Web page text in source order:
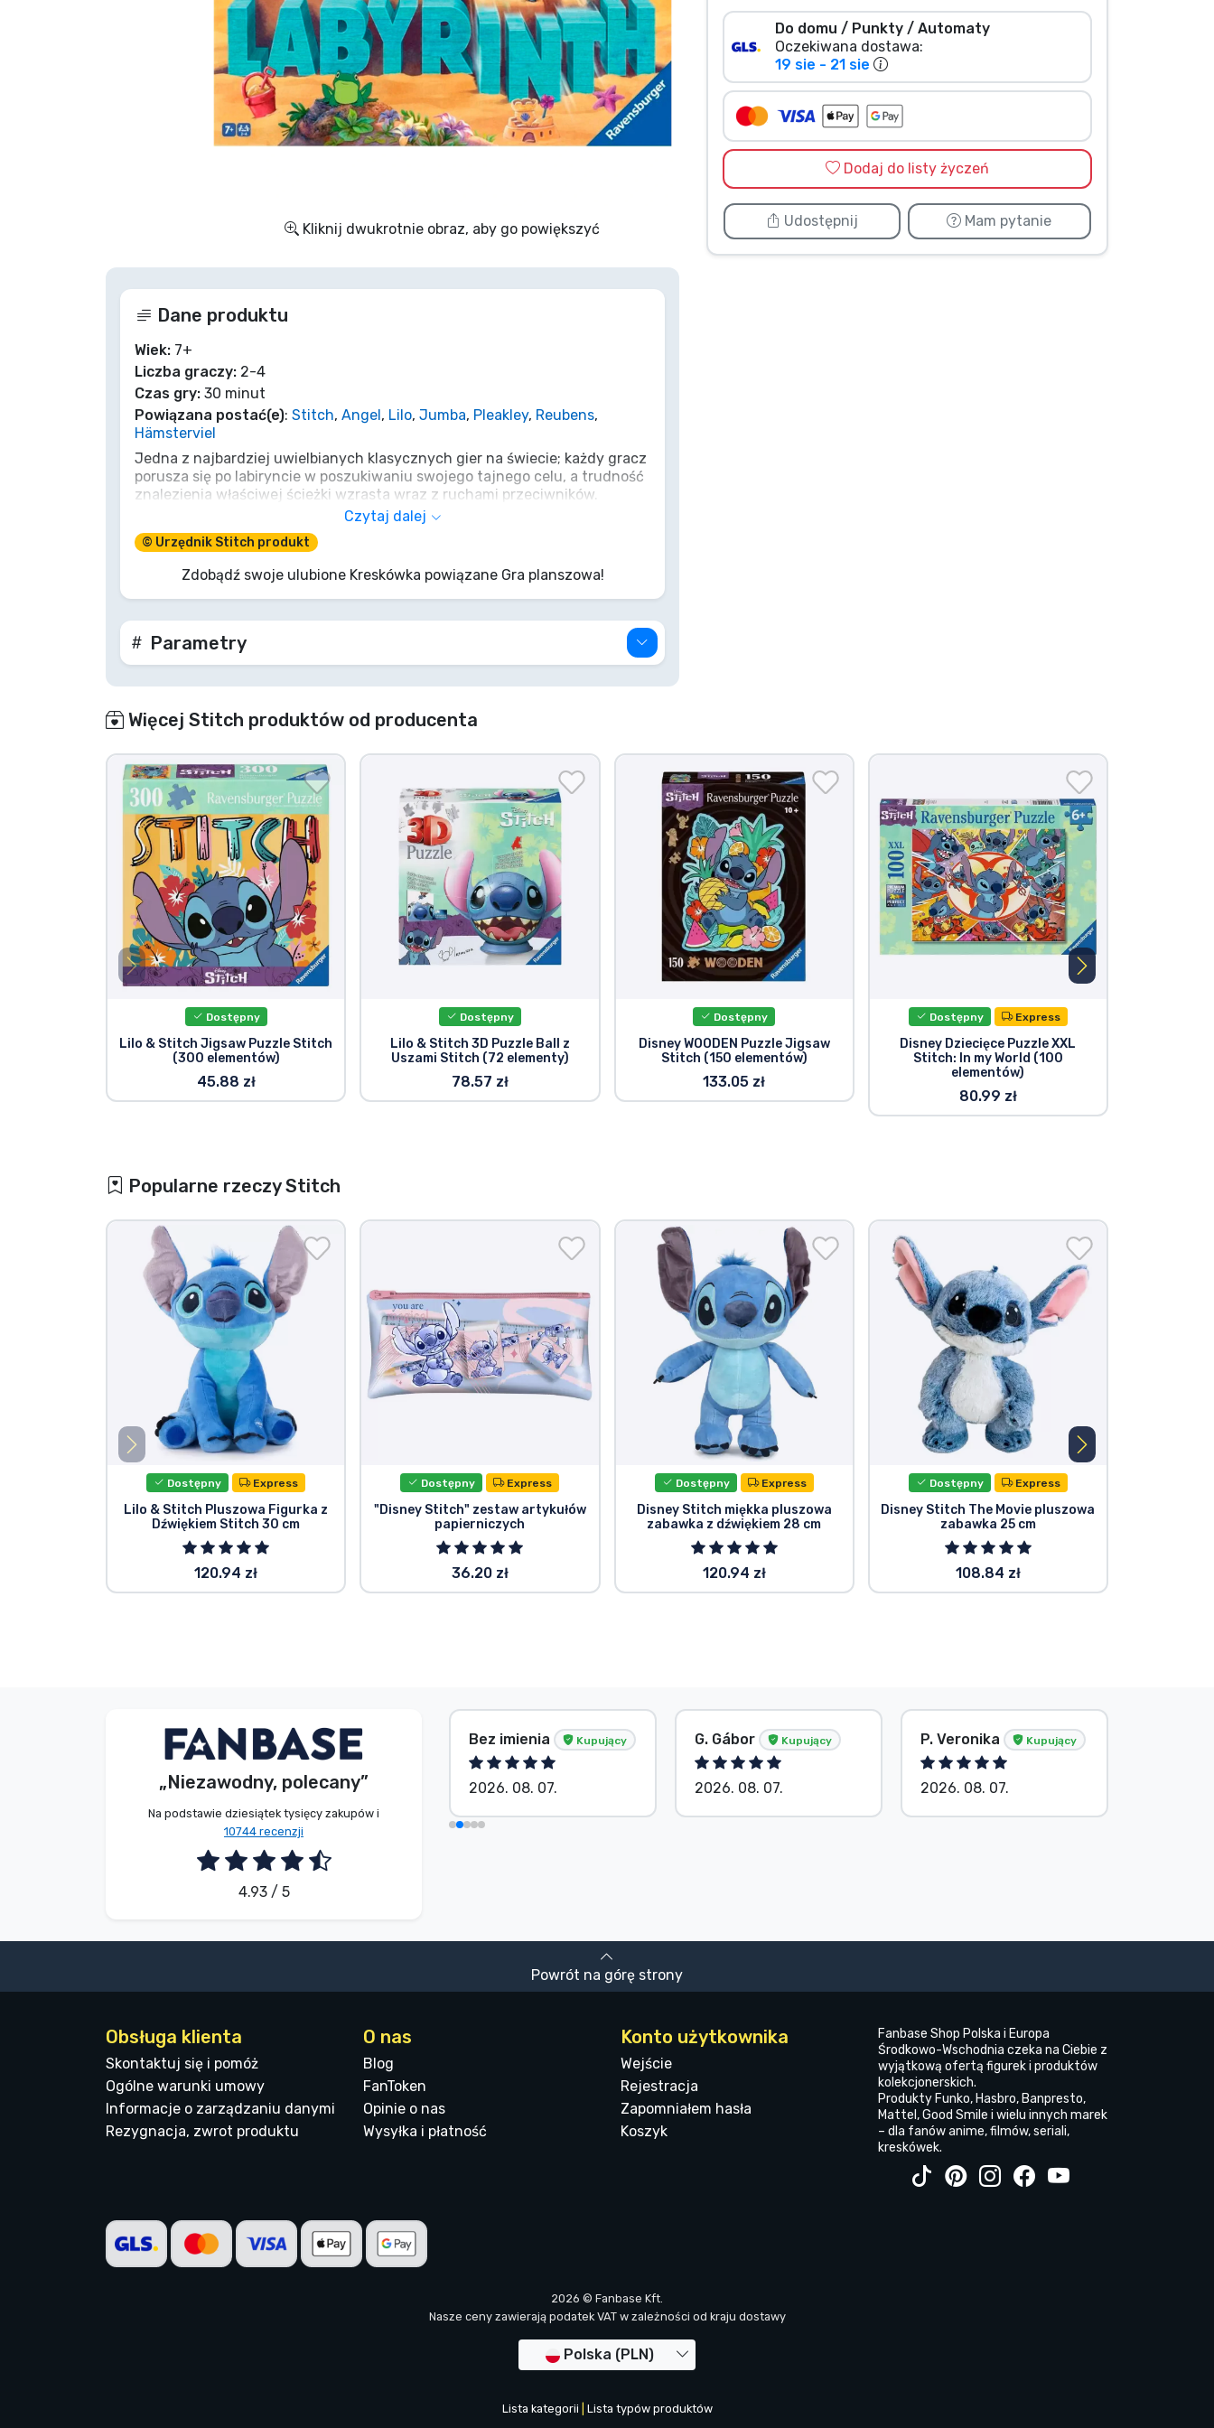
Kliknij dwukrotnie obraz, aby go powiększyć
Do domu / Punkty / Automaty
Oczekiwana dostawa:
19 sie - 21 sie
Dodaj do listy życzeń
Udostępnij Mam pytanie
Dane produktu
Wiek: 7+
Liczba graczy: 2-4
Czas gry: 30 minut
Powiązana postać(e): Stitch, Angel , Lilo, Jumba, Pleakley, Reubens,
Hämsterviel
Jedna z najbardziej uwielbianych klasycznych gier na świecie; każdy gracz
porusza się po labiryncie w poszukiwaniu swojego tajnego celu, a trudność
znalezienia właściwej ścieżki wzrasta wraz z ruchami przeciwników.
Labirynt zmienia się z każdą turą, a ścieżki łączące poszczególne punkty są
nieustannie modyfikowane; wygrywa ten, kto jako pierwszy odnajdzie
wszystkie postacie oraz skarby i powróci do punktu startowego.
Czytaj dalej
© Urzędnik Stitch produkt
Zdobądź swoje ulubione Kreskówka powiązane Gra planszowa!
Parametry
Więcej Stitch produktów od producenta
Dostępny
Lilo & Stitch Jigsaw Puzzle Stitch
(300 elementów)
45.88 zł
Dostępny
Lilo & Stitch 3D Puzzle Ball z
Uszami Stitch (72 elementy)
78.57 zł
Dostępny
Disney WOODEN Puzzle Jigsaw
Stitch (150 elementów)
133.05 zł
Dostępny Express
Disney Dziecięce Puzzle XXL
Stitch: In my World (100
elementów)
80.99 zł
Popularne rzeczy Stitch
Dostępny Express
Lilo & Stitch Pluszowa Figurka z
Dźwiękiem Stitch 30 cm
120.94 zł
Dostępny Express
"Disney Stitch" zestaw artykułów
papierniczych
36.20 zł
Dostępny Express
Disney Stitch miękka pluszowa
zabawka z dźwiękiem 28 cm
120.94 zł
Dostępny Express
Disney Stitch The Movie pluszowa
zabawka 25 cm
108.84 zł
„Niezawodny, polecany”
Na podstawie dziesiątek tysięcy zakupów i
10744 recenzji
4.93 / 5
Bez imienia Kupujący
2026. 08. 07.
Bez imienia Kupujący
2026. 08. 07.
G. Gábor Kupujący
2026. 08. 07.
P. Veronika Kupujący
2026. 08. 07.
Powrót na górę strony
Obsługa klienta
Skontaktuj się i pomóż
Ogólne warunki umowy
Informacje o zarządzaniu danymi
Rezygnacja, zwrot produktu
O nas
Blog
FanToken
Opinie o nas
Wysyłka i płatność
Konto użytkownika
Wejście
Rejestracja
Zapomniałem hasła
Koszyk
Fanbase Shop Polska i Europa
Środkowo-Wschodnia czeka na Ciebie z
wyjątkową ofertą figurek i produktów
kolekcjonerskich.
Produkty Funko, Hasbro, Banpresto,
Mattel, Good Smile i wielu innych marek
– dla fanów anime, filmów, seriali,
kreskówek.
2026 © Fanbase Kft.
Nasze ceny zawierają podatek VAT w zależności od kraju dostawy
Polska (PLN)
Lista kategorii Lista typów produktów
Rzeczy sportowe
Typy produktów